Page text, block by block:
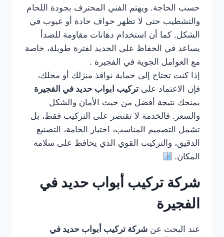
حسب الحاجة. ويهتم الفني المحترف بجودة اللحام
والتشطيب حتى لا تظهر حواف حادة أو عيوب في
الشكل. كما أن استخدام دهانات مقاومة للصدأ
يساعد في الحفاظ على الحديد لفترة طويلة، خاصة
مع العوامل الجوية في الفجيرة .
إذا كنت تحتاج إلى حماية نوافذ منزلك أو محلك،
فإن الاعتماد على تركيب ابواب حديد في الفجيرة
يمنحك نتيجة أفضل من حيث الأمان والشكل
والسعر. فالخدمة لا تقتصر على التركيب فقط، بل
تشمل التصميم المناسب، اختيار الخامة، التصنيع
الدقيق، والتركيب القوي الذي يحافظ على سلامة
المكان.
شركة تركيب أبواب حديد في
الفجيرة
عند البحث عن شركة تركيب أبواب حديد في